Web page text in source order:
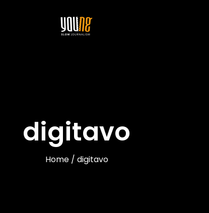
digitavo
Home / digitavo